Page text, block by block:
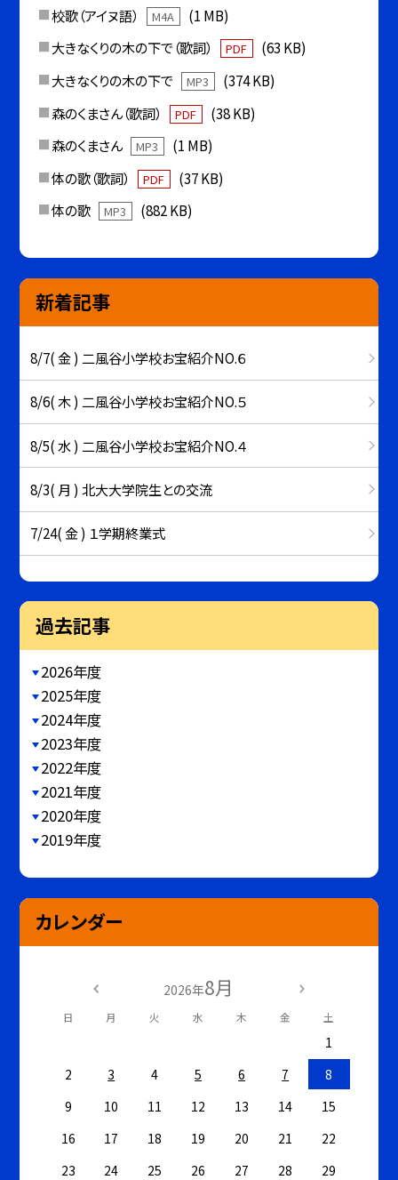
校歌（アイヌ語） M4A
(1 MB)
大きなくりの木の下で（歌詞）
PDF
(63 KB)
大きなくりの木の下で
MP3
(374 KB)
森のくまさん（歌詞）
PDF
(38 KB)
森のくまさん
MP3
(1 MB)
体の歌（歌詞）
PDF
(37 KB)
体の歌
MP3 (882 KB)
新着記事
8/7( 金 ) 二風谷小学校お宝紹介NO.６
8/6( 木 ) 二風谷小学校お宝紹介NO.５
8/5( 水 ) 二風谷小学校お宝紹介NO.４
8/3( 月 ) 北大大学院生との交流
7/24( 金 ) １学期終業式
過去記事
2026年度
2025年度
2024年度
2023年度
2022年度
2021年度
2020年度
2019年度
カレンダー
2026年8月
日 月 火 水 木 金 土
1
2
3 4 5 6 7
8
9
10 11 12 13 14
15
16
17 18 19 20 21
22
23
24 25 26 27 28
29